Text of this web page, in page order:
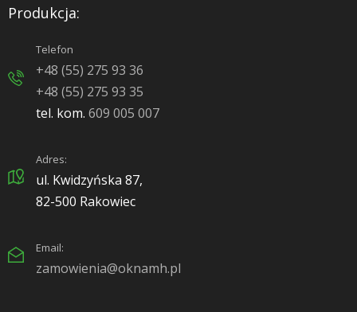
Produkcja:
Telefon
+48 (55) 275 93 36
+48 (55) 275 93 35
tel. kom. 609 005 007
Adres:
ul. Kwidzyńska 87,
82-500 Rakowiec
Email:
zamowienia@oknamh.pl